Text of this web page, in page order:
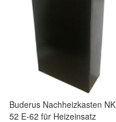
Buderus Nachheizkasten NK
52 E-62 für Heizeinsatz